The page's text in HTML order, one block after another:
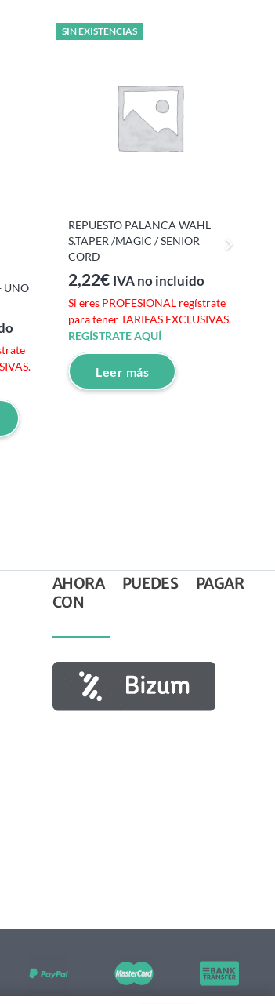
UNO
SIN EXISTENCIAS
REPUESTO PALANCA WAHL
S.TAPER /MAGIC / SENIOR
CORD
2,22€ IVA no incluido
Si eres PROFESIONAL regístrate
para tener TARIFAS EXCLUSIVAS.
REGÍSTRATE AQUÍ
Leer más
AHORA PUEDES PAGAR
CON